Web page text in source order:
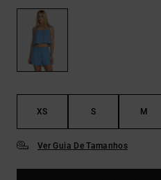
XS S M
Ver Guia De Tamanhos